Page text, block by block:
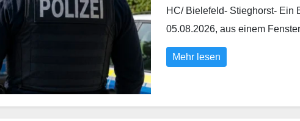
HC/ Bielefeld- Stieghorst- Ein
05.08.2026, aus einem
Mehr lesen